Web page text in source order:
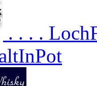
. . . .